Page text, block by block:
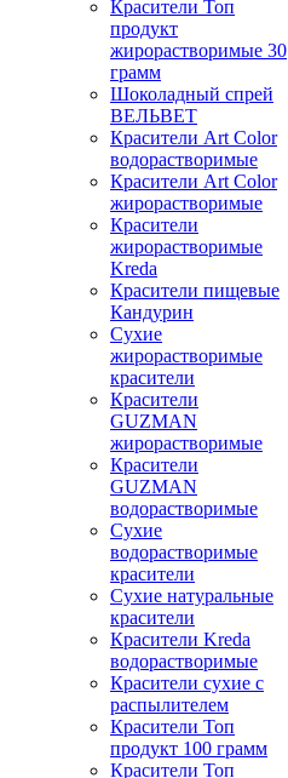
Красители Топ
продукт
жирорастворимые 30
грамм
Шоколадный спрей
ВЕЛЬВЕТ
Красители Art Color
водорастворимые
Красители Art Color
жирорастворимые
Красители
жирорастворимые
Kreda
Красители пищевые
Кандурин
Сухие
жирорастворимые
красители
Красители
GUZMAN
жирорастворимые
Красители
GUZMAN
водорастворимые
Сухие
водорастворимые
красители
Сухие натуральные
красители
Красители Kreda
водорастворимые
Красители сухие с
распылителем
Красители Топ
продукт 100 грамм
Красители Топ